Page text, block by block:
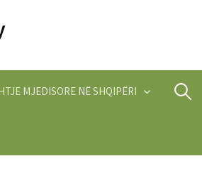
MJEDISORE NË SHQIPËRI Search